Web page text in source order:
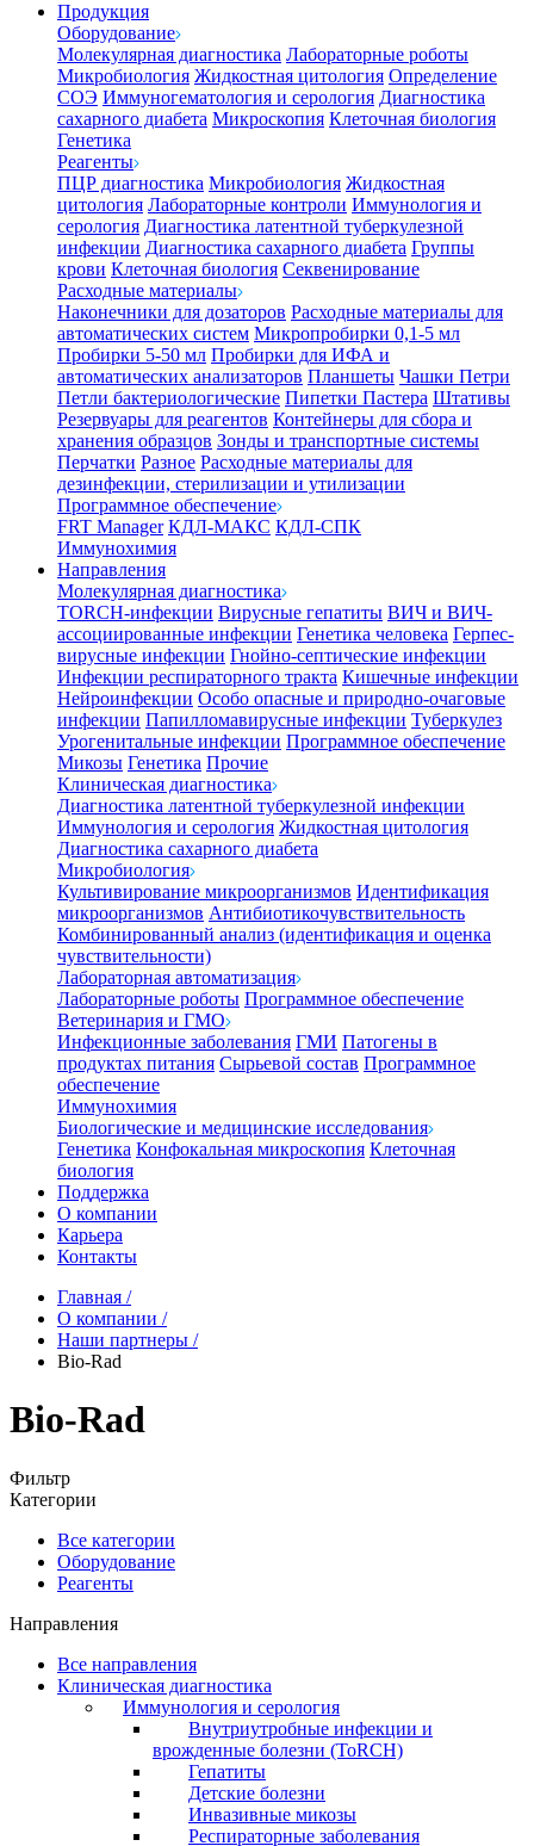
Продукция
Оборудование
Молекулярная диагностика Лабораторные роботы
Микробиология Жидкостная цитология Определение
СОЭ Иммуногематология и серология Диагностика
сахарного диабета Микроскопия Клеточная биология
Генетика
Реагенты
ПЦР диагностика Микробиология Жидкостная
цитология Лабораторные контроли Иммунология и
серология Диагностика латентной туберкулезной
инфекции Диагностика сахарного диабета Группы
крови Клеточная биология Секвенирование
Расходные материалы
Наконечники для дозаторов Расходные материалы для
автоматических систем Микропробирки 0,1-5 мл
Пробирки 5-50 мл Пробирки для ИФА и
автоматических анализаторов Планшеты Чашки Петри
Петли бактериологические Пипетки Пастера Штативы
Резервуары для реагентов Контейнеры для сбора и
хранения образцов Зонды и транспортные системы
Перчатки Разное Расходные материалы для
дезинфекции, стерилизации и утилизации
Программное обеспечение
FRT Manager КДЛ-МАКС КДЛ-СПК
Иммунохимия
Направления
Молекулярная диагностика
TORCH-инфекции Вирусные гепатиты ВИЧ и ВИЧ-
ассоциированные инфекции Генетика человека Герпес-
вирусные инфекции Гнойно-септические инфекции
Инфекции респираторного тракта Кишечные инфекции
Нейроинфекции Особо опасные и природно-очаговые
инфекции Папилломавирусные инфекции Туберкулез
Урогенитальные инфекции Программное обеспечение
Микозы Генетика Прочие
Клиническая диагностика
Диагностика латентной туберкулезной инфекции
Иммунология и серология Жидкостная цитология
Диагностика сахарного диабета
Микробиология
Культивирование микроорганизмов Идентификация
микроорганизмов Антибиотикочувствительность
Комбинированный анализ (идентификация и оценка
чувствительности)
Лабораторная автоматизация
Лабораторные роботы Программное обеспечение
Ветеринария и ГМО
Инфекционные заболевания ГМИ Патогены в
продуктах питания Сырьевой состав Программное
обеспечение
Иммунохимия
Биологические и медицинские исследования
Генетика Конфокальная микроскопия Клеточная
биология
Поддержка
О компании
Карьера
Контакты
Главная /
О компании /
Наши партнеры /
Bio-Rad
Bio-Rad
Фильтр
Категории
Все категории
Оборудование
Реагенты
Направления
Все направления
Клиническая диагностика
Иммунология и серология
Внутриутробные инфекции и
врожденные болезни (ToRCH)
Гепатиты
Детские болезни
Инвазивные микозы
Респираторные заболевания